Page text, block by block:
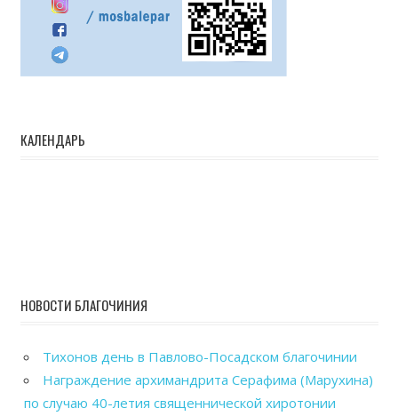
КАЛЕНДАРЬ
НОВОСТИ БЛАГОЧИНИЯ
Тихонов день в Павлово-Посадском благочинии
Награждение архимандрита Серафима (Марухина)
по случаю 40-летия священнической хиротонии